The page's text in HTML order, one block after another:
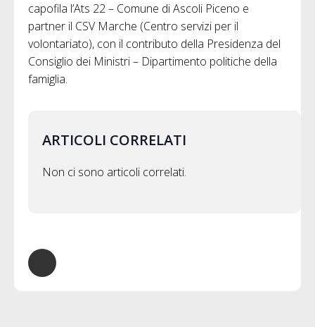
capofila l’Ats 22 – Comune di Ascoli Piceno e
partner il CSV Marche (Centro servizi per il
volontariato), con il contributo della Presidenza del
Consiglio dei Ministri – Dipartimento politiche della
famiglia.
ARTICOLI CORRELATI
Non ci sono articoli correlati.